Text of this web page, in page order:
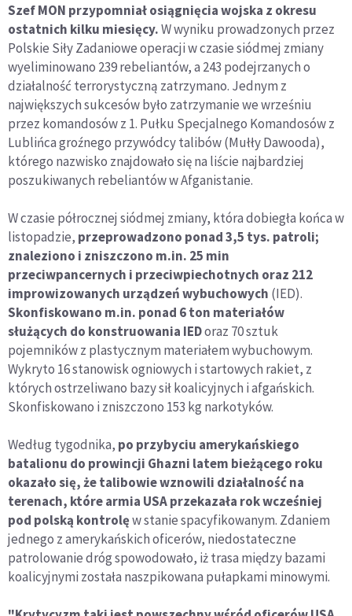
Szef MON przypomniał osiągnięcia wojska z okresu
ostatnich kilku miesięcy.W wyniku prowadzonych przez
Polskie Siły Zadaniowe operacji w czasie siódmej zmiany
wyeliminowano 239 rebeliantów, a 243 podejrzanych o
działalność terrorystyczną zatrzymano. Jednym z
największych sukcesów było zatrzymanie we wrześniu
przez komandosów z 1. Pułku Specjalnego Komandosów z
Lublińca groźnego przywódcy talibów (Mułły Dawooda),
którego nazwisko znajdowało się na liście najbardziej
poszukiwanych rebeliantów w Afganistanie.
W czasie półrocznej siódmej zmiany, która dobiegła końca w
listopadzie, przeprowadzono ponad 3,5 tys. patroli;
znaleziono i zniszczono m.in. 25 min
przeciwpancernych i przeciwpiechotnych oraz 212
improwizowanych urządzeń wybuchowych (IED).
Skonfiskowano m.in. ponad 6 ton materiałów
służących do konstruowania IEDoraz 70 sztuk
pojemników z plastycznym materiałem wybuchowym.
Wykryto 16 stanowisk ogniowych i startowych rakiet, z
których ostrzeliwano bazy sił koalicyjnych i afgańskich.
Skonfiskowano i zniszczono 153 kg narkotyków.
Według tygodnika, po przybyciu amerykańskiego
batalionu do prowincji Ghazni latem bieżącego roku
okazało się, że talibowie wznowili działalność na
terenach, które armia USA przekazała rok wcześniej
pod polską kontrolęw stanie spacyfikowanym. Zdaniem
jednego z amerykańskich oficerów, niedostateczne
patrolowanie dróg spowodowało, iż trasa między bazami
koalicyjnymi została naszpikowana pułapkami minowymi.